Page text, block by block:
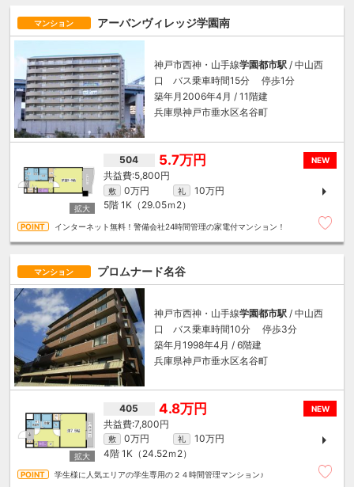
マンション アーバンヴィレッジ学園南
神戸市西神・山手線学園都市駅 / 中山西
口 バス乗車時間15分 停歩1分
築年月2006年4月 / 11階建
兵庫県神戸市垂水区名谷町
NEW
504 5.7万円
5,800円
敷 0万円 礼
10万円
5階 1K（29.05ｍ 2）
インターネット無料！警備会社24時間管理の家電付マンション！
マンション プロムナード名谷
神戸市西神・山手線学園都市駅 / 中山西
口 バス乗車時間10分 停歩3分
築年月1998年4月 / 6階建
兵庫県神戸市垂水区名谷町
NEW
405 4.8万円
7,800円
敷 0万円 礼
10万円
4階 1K（24.52ｍ 2）
学生様に人気エリアの学生専用の２４時間管理マンション♪